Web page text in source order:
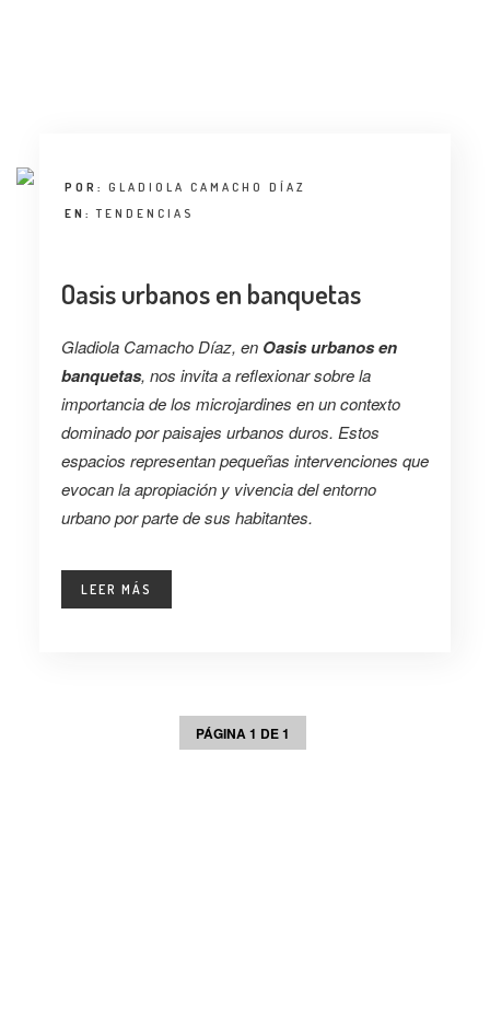
LANDUUM
COLABORADORES
CONSEJO HONORÍFICO
POR: GLADIOLA CAMACHO DÍAZ
EN:TENDENCIAS
Oasis urbanos en banquetas
Gladiola Camacho Díaz, en Oasis urbanos en
banquetas, nos invita a reflexionar sobre la
importancia de los microjardines en un contexto
dominado por paisajes urbanos duros. Estos
espacios representan pequeñas intervenciones que
evocan la apropiación y vivencia del entorno
urbano por parte de sus habitantes.
LEER MÁS
PÁGINA 1 DE 1